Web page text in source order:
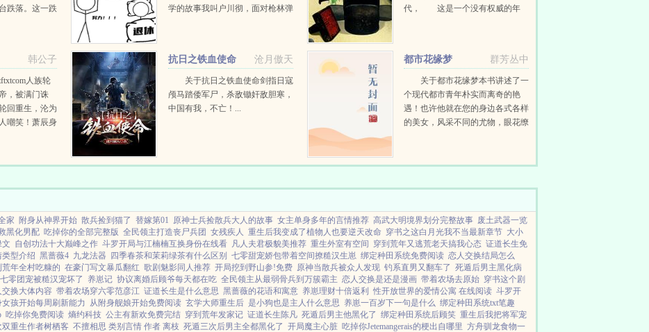
跌落。这一跌
学的故事我叫户川彻，面对枪林弹
代， 这是一个没有权威的年
韩公子
人族轮
，被满门诛
回重生，沦为
嘲笑！萧辰身
吸收天地万
沧月傲天
抗日之铁血使命
关于抗日之铁血使命剑指日寇
颅马踏倭军尸，杀敌锄奸敌胆寒，
中国有我，不亡！...
群芳丛中
都市花缘梦
关于都市花缘梦本书讲述了一
个现代都市青年朴实而离奇的艳
遇！也许他就在您的身边各式各样
的美女，风采不同的尤物，眼花缭
是这本书中的主人公！该书最大的
家 附身从神界开始 散兵捡到猫了 替嫁第01 原神士兵捡散兵大人的故事 女主单身多年的言情推荐 高武大明境界划分完整故事 废土武器一览
黑化男配 吃掉你的全部完整版 全民领主打造丧尸兵团 女残疾人 重生后我变成了植物人也要逆天改命 穿书之这白月光我不当最新章节 大小
文 自创功法十大巅峰之作 斗罗开局与江楠楠互换身份在线看 凡人夫君极貌美推荐 重生外室有空间 穿到荒年又逃荒老天搞我心态 证道长生免
型介绍 黑蔷薇4 九龙法器 四季春茶和茉莉绿茶有什么区别 七零甜宠娇包带着空间撩糙汉生崽 绑定种田系统免费阅读 恋人交换结局怎么
荒年全村吃糠的 在豪门写文暴瓜翻红 歌剧魅影同人推荐 开局挖到野山参!免费 原神当散兵被众人发现 钓系直男又翻车了 死遁后男主黑化病
七零团宠被糙汉宠坏了 养崽记 协议离婚后顾爷每天都在吃 全民领主从最弱骨兵到万簇霸主 恋人交换是还是漫画 带着农场去原始 穿书这个剧
交换大体内容 带着农场穿六零范彦江 证道长生是什么意思 黑蔷薇的花语和寓意 养崽理财十倍返利 性开放世界的爱情公寓 在线阅读 斗罗开
女孩开始每周刷新能力 从附身舰娘开始免费阅读 玄学大师重生后 是小狗也是主人什么意思 养崽一百岁下一句是什么 绑定种田系统txt笔趣
吃掉你免费阅读 熵约科技 公主有新欢免费完结 穿到荒年发家记 证道长生陈凡 死遁后男主他黑化了 绑定种田系统后顾笑 重生后我把将军宠
重生作者树栖客 不擅相思 类别言情 作者 离枝 死遁三次后男主全都黑化了 开局魔主心脏 吃掉你Jetemangerais的梗出自哪里 方舟驯龙食物一